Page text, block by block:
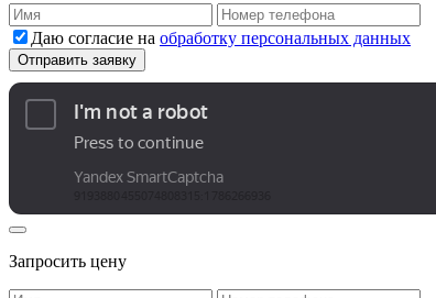
Даю согласие на обработку персональных данных
Запросить цену